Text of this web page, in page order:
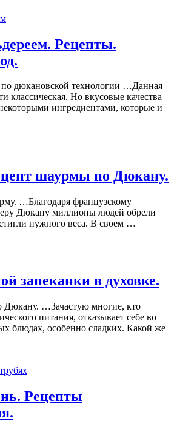
Рецепты.
по дюкановской технологии …Данная
классическая. Но вкусовые качества
ингредиентами, которые и
шаурмы по Дюкану.
…Благодаря французскому
Дюкану миллионы людей обрели
нужного веса. В своем …
запеканки в духовке.
Дюкану. …Зачастую многие, кто
питания, отказывает себе во
блюдах, особенно сладких. Какой же
Рецепты